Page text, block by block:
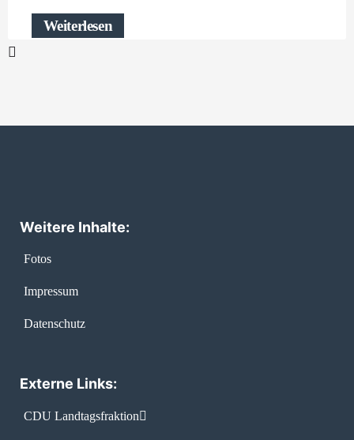
Weiterlesen
Weitere Inhalte:
Fotos
Impressum
Datenschutz
Externe Links:
CDU Landtagsfraktion